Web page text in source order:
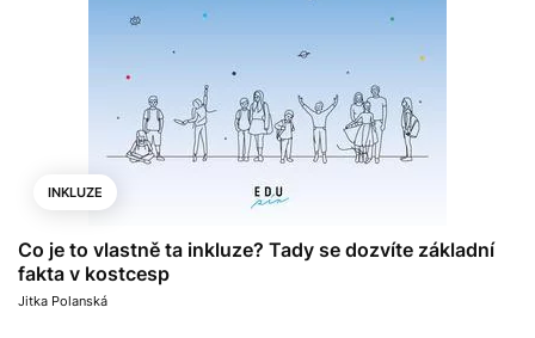
INKLUZE
Co je to vlastně ta inkluze? Tady se dozvíte základní
fakta v kostcesp
Jitka Polanská